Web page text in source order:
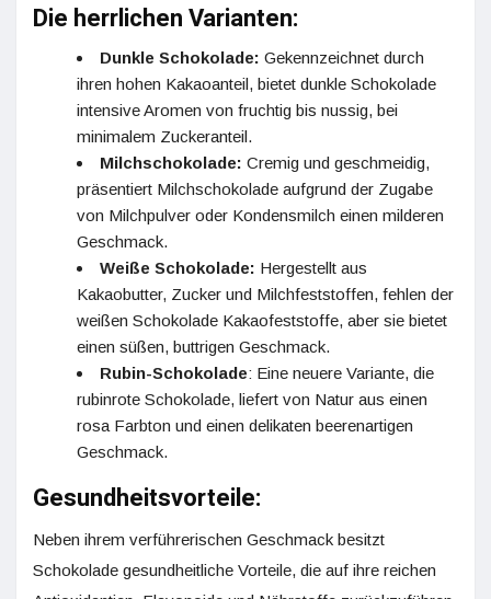
Die herrlichen Varianten:
Dunkle Schokolade: Gekennzeichnet durch
ihren hohen Kakaoanteil, bietet dunkle Schokolade
intensive Aromen von fruchtig bis nussig, bei
minimalem Zuckeranteil.
Milchschokolade: Cremig und geschmeidig,
präsentiert Milchschokolade aufgrund der Zugabe
von Milchpulver oder Kondensmilch einen milderen
Geschmack.
Weiße Schokolade: Hergestellt aus
Kakaobutter, Zucker und Milchfeststoffen, fehlen der
weißen Schokolade Kakaofeststoffe, aber sie bietet
einen süßen, buttrigen Geschmack.
Rubin-Schokolade: Eine neuere Variante, die
rubinrote Schokolade, liefert von Natur aus einen
rosa Farbton und einen delikaten beerenartigen
Geschmack.
Gesundheitsvorteile:
Neben ihrem verführerischen Geschmack besitzt
Schokolade gesundheitliche Vorteile, die auf ihre reichen